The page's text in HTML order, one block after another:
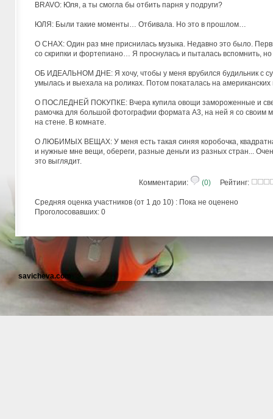
BRAVO: Юля, а ты смогла бы отбить парня у подруги?
ЮЛЯ: Были такие моменты… Отбивала. Но это в прошлом…
О СНАХ: Один раз мне приснилась музыка. Недавно это было.
со скрипки и фортепиано… Я проснулась и пыталась вспомнить,
ОБ ИДЕАЛЬНОМ ДНЕ: Я хочу, чтобы у меня врубился будильник с
умылась и выехала на роликах. Потом покаталась на американских
О ПОСЛЕДНЕЙ ПОКУПКЕ: Вчера купила овощи замороженные и
рамочка для большой фотографии формата А3, на ней я со своим
на стене. В комнате.
О ЛЮБИМЫХ ВЕЩАХ: У меня есть такая синяя коробочка,
и нужные мне вещи, обереги, разные деньги из разных стран...
это выглядит.
Комментарии: (0) Рейтинг:
Средняя оценка участников (от 1 до 10) : Пока не оценено
Проголосовавших: 0
savicheva.com